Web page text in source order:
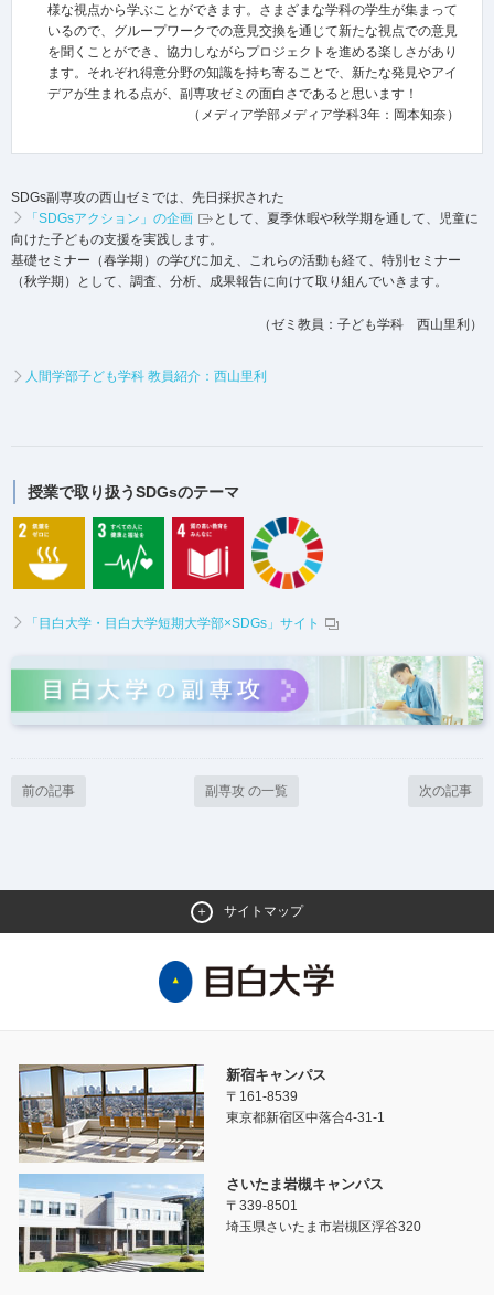
様な視点から学ぶことができます。さまざまな学科の学生が集まって
いるので、グループワークでの意見交換を通じて新たな視点での意見
を聞くことができ、協力しながらプロジェクトを進める楽しさがあり
ます。それぞれ得意分野の知識を持ち寄ることで、新たな発見やアイ
デアが生まれる点が、副専攻ゼミの面白さであると思います！
（メディア学部メディア学科3年：岡本知奈）
SDGs副専攻の西山ゼミでは、先日採択された
「SDGsアクション」の企画
として、夏季休暇や秋学期を通して、児童に
向けた子どもの支援を実践します。
基礎セミナー（春学期）の学びに加え、これらの活動も経て、特別セミナー
（秋学期）として、調査、分析、成果報告に向けて取り組んでいきます。
（ゼミ教員：子ども学科 西山里利）
人間学部子ども学科 教員紹介：西山里利
授業で取り扱うSDGsのテーマ
「目白大学・目白大学短期大学部×SDGs」サイト
前の記事 副専攻 の一覧 次の記事
サイトマップ
新宿キャンパス
〒161-8539
東京都新宿区中落合4-31-1
さいたま岩槻キャンパス
〒339-8501
埼玉県さいたま市岩槻区浮谷320